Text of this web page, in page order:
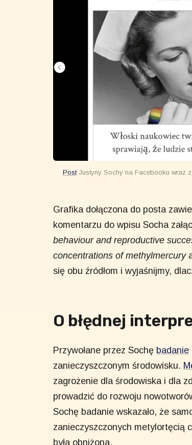
PostJustyny Sochy na Facebooku wraz
Grafika dołączona do posta
komentarzu do wpisu Socha
behaviour and reproductive
concentrations of methylmercury
się obu źródłom i wyjaśnijmy,
O błędnej
Przywołane przez Sochę badanie
zanieczyszczonym środowisku.
zagrożenie dla środowiska i dla
prowadzić do rozwoju
Sochę badanie wskazało, że
zanieczyszczonych metylortęcią
była obniżona.